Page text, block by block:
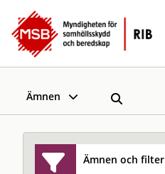
Ämnen
Ämnen och filter